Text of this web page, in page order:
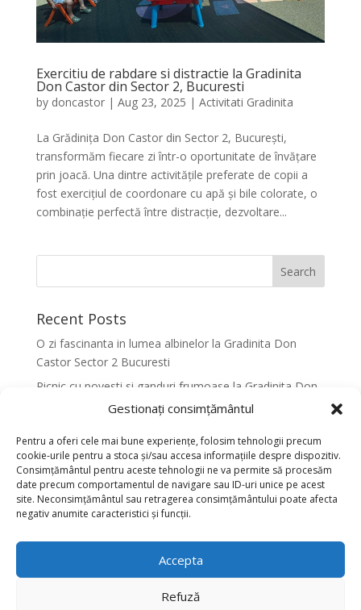
Gestionați consimțământul
Pentru a oferi cele mai bune experiențe, folosim tehnologii precum
cookie-urile pentru a stoca și/sau accesa informațiile despre dispozitiv.
Consimțământul pentru aceste tehnologii ne va permite să procesăm
date precum comportamentul de navigare sau ID-uri unice pe acest
site. Neconsimțământul sau retragerea consimțământului poate afecta
negativ anumite caracteristici și funcții.
Accepta
Refuză
Exercitiu de rabdare si distractie la Gradinita
Don Castor din Sector 2, Bucuresti
by doncastor| Aug 23, 2025 | Activitati Gradinita
La Grădinița Don Castor din Sector 2, București,
transformăm fiecare zi într-o oportunitate de învățare
prin joacă. Una dintre activitățile preferate de copii a
fost exercițiul de coordonare cu apă și bile colorate, o
combinație perfectă între distracție, dezvoltare...
Recent Posts
O zi fascinanta in lumea albinelor la Gradinita Don
Castor Sector 2 Bucuresti
Picnic cu povesti si ganduri frumoase la Gradinita Don
Castor Sector 2 Bucuresti
Bucuresti
Activitati senzoriale creative pentru dezvoltarea
armonioasa a copiilor la Gradinita Don Castor Sector 2
Bucuresti
Recent Comments